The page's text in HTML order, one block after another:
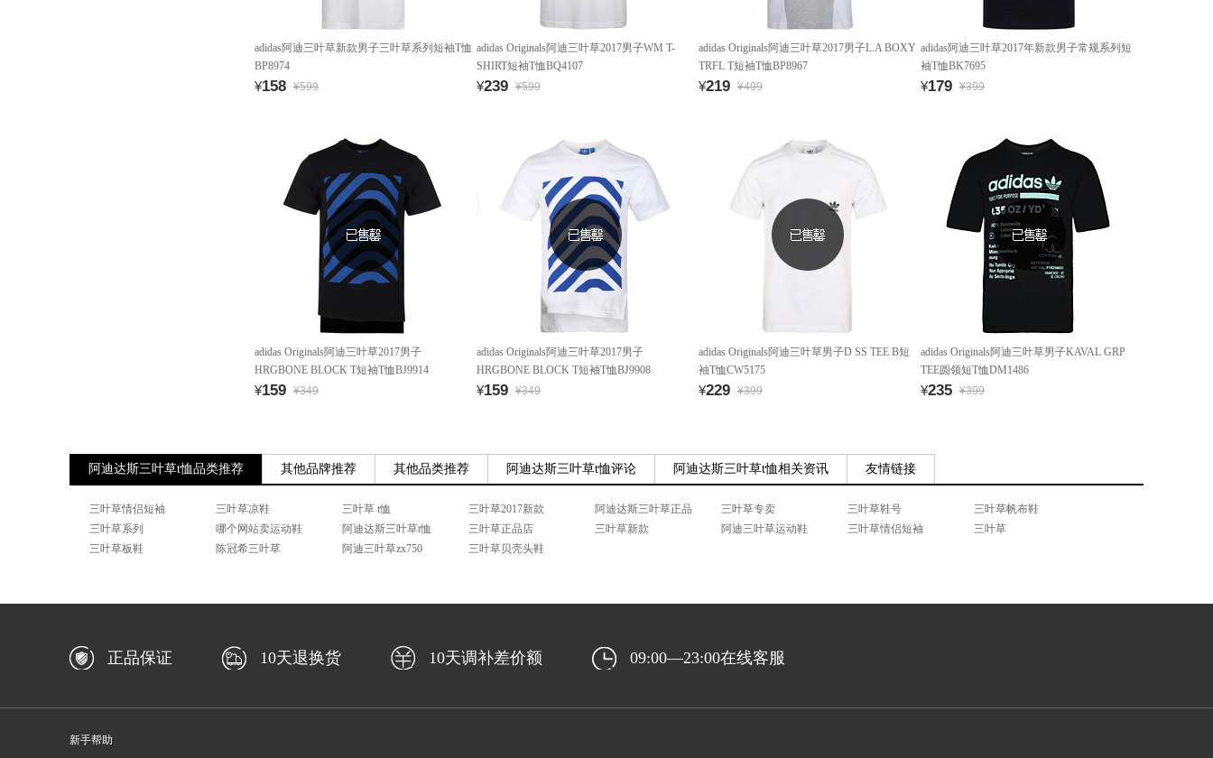
adidas阿迪三叶草新款男子三叶草系列短袖T恤
BP8974
¥158 ¥599
adidas Originals阿迪三叶草2017男子WM T-
SHIRT短袖T恤BQ4107
¥239 ¥599
adidas Originals阿迪三叶草2017男子L.A BOXY
TRFL T短袖T恤BP8967
¥219 ¥499
adidas阿迪三叶草2017年新款男子常规系列短
袖T恤BK7695
¥179 ¥399
adidas Originals阿迪三叶草2017男子
HRGBONE BLOCK T短袖T恤BJ9914
¥159 ¥349
adidas Originals阿迪三叶草2017男子
HRGBONE BLOCK T短袖T恤BJ9908
¥159 ¥349
adidas Originals阿迪三叶草男子D SS TEE B短
袖T恤CW5175
¥229 ¥399
adidas Originals阿迪三叶草男子KAVAL GRP
TEE圆领短T恤DM1486
¥235 ¥399
阿迪达斯三叶草t恤品类推荐 其他品牌推荐 其他品类推荐 阿迪达斯三叶草t恤评论 阿迪达斯三叶草t恤相关资讯 友情链接
三叶草情侣短袖 三叶草凉鞋 三叶草 t恤 三叶草2017新款 阿迪达斯三叶草正品 三叶草专卖 三叶草鞋号
三叶草帆布鞋
三叶草系列
哪个网站卖运动鞋 阿迪达斯三叶草t恤 三叶草正品店 三叶草新款 阿迪三叶草运动鞋 三叶草情侣短袖
三叶草
三叶草板鞋
陈冠希三叶草 阿迪三叶草zx750 三叶草贝壳头鞋
正品保证 10天退换货 10天调补差价额 09:00—23:00在线客服
新手帮助